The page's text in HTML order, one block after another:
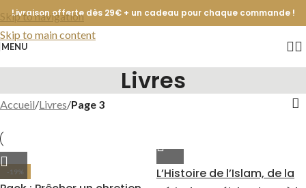
Skip to navigation
Skip to main content
Livraison offerte dès 29€ + un cadeau pour chaque commande !
MENU
Livres
Accueil/Livres/Page 3
-19%
L’Histoire de l’Islam, de la